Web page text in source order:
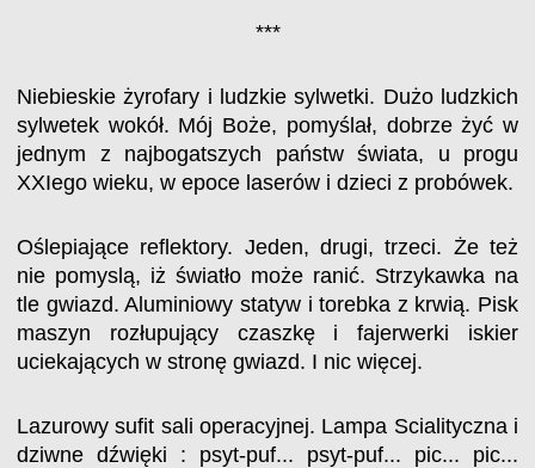
***
Niebieskie żyrofary i ludzkie sylwetki. Dużo ludzkich
sylwetek wokół. Mój Boże, pomyślał, dobrze żyć w
jednym z najbogatszych państw świata, u progu
XXIego wieku, w epoce laserów i dzieci z probówek.
Oślepiające reflektory. Jeden, drugi, trzeci. Że też
nie pomyslą, iż światło może ranić. Strzykawka na
tle gwiazd. Aluminiowy statyw i torebka z krwią. Pisk
maszyn rozłupujący czaszkę i fajerwerki iskier
uciekających w stronę gwiazd. I nic więcej.
Lazurowy sufit sali operacyjnej. Lampa Scialityczna i
dziwne dźwięki : psyt-puf... psyt-puf... pic... pic...